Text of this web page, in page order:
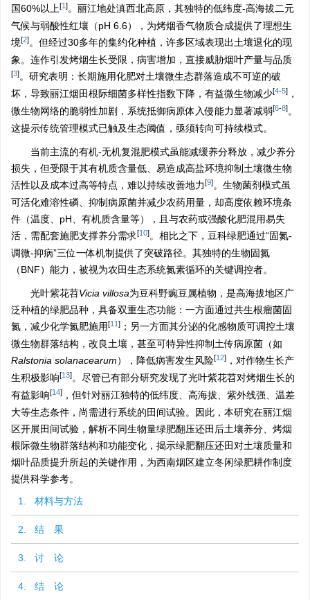
国60%以上[1]。丽江地处滇西北高原，其独特的低纬度-高海拔二元
气候与弱酸性红壤（pH 6.6），为烤烟香气物质合成提供了理想生
境[2]。但经过30多年的集约化种植，许多区域表现出土壤退化的现
象。连作引发烤烟生长受限，病害增加，直接威胁烟叶产量与品质
[3]。研究表明：长期施用化肥对土壤微生态群落造成不可逆的破
坏，导致丽江烟田根际细菌多样性指数下降，有益微生物减少[4-5] ，
微生物网络的脆弱性加剧，系统抵御病原体入侵能力显著减弱[6-8]。
这提示传统管理模式已触及生态阈值，亟须转向可持续模式。
当前主流的有机-无机复混肥模式虽能减缓养分释放，减少养分
损失，但受限于其有机质含量低、易造成高盐环境抑制土壤微生物
活性以及成本过高等特点，难以持续改善地力[9]。生物菌剂模式虽
可活化难溶性磷、抑制病原菌并减少农药用量，却高度依赖环境条
件（温度、pH、有机质含量等），且与农药或强酸化肥混用易失
活，需配套施肥支撑养分需求[10]。相比之下，豆科绿肥通过“固氮-
调微-抑病”三位一体机制提供了突破路径。其独特的生物固氮
（BNF）能力，被视为农田生态系统氮素循环的关键调控者。
光叶紫花苕Vicia villosa为豆科野豌豆属植物，是高海拔地区广
泛种植的绿肥品种，具备双重生态功能：一方面通过共生根瘤菌固
氮，减少化学氮肥施用[11] ；另一方面其分泌的化感物质可调控土壤
微生物群落结构，改良土壤，甚至可特异性抑制土传病原菌（如
Ralstonia solanacearum），降低病害发生风险[12] ，对作物生长产
生积极影响[13]。尽管已有部分研究发现了光叶紫花苕对烤烟生长的
有益影响[14] ，但针对丽江独特的低纬度、高海拔、紫外线强、温差
大等生态条件，尚需进行系统的田间试验。因此，本研究在丽江烟
区开展田间试验，解析不同生物量绿肥翻压还田后土壤养分、烤烟
根际微生物群落结构和功能变化，揭示绿肥翻压还田对土壤质量和
烟叶品质提升所起的关键作用，为西南烟区建立冬闲绿肥耕作制度
提供科学参考。
1. 材料与方法
2. 结 果
3. 讨 论
4. 结 论